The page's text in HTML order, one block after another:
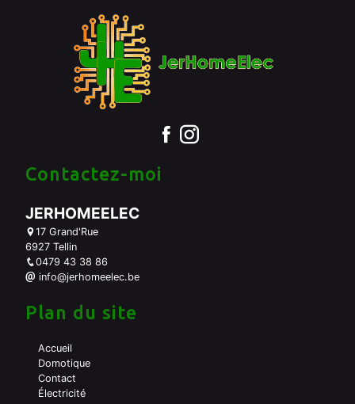
Contactez-moi
JERHOMEELEC
17 Grand'Rue
6927 Tellin
0479 43 38 86
info@jerhomeelec.be
Plan du site
Accueil
Domotique
Contact
Électricité